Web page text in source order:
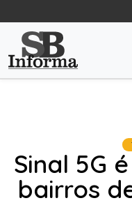
Sinal 5G
bairros